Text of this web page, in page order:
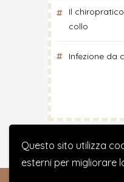
Questo sito utilizza
esterni per migliorare
Il
collo
Infezione da